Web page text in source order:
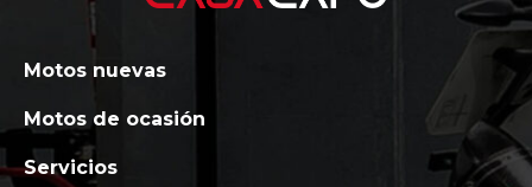
Motos nuevas
Motos de ocasión
Servicios